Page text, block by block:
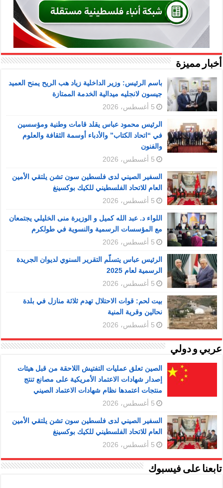
أخبار مميزة
باسم الرئيس: وزير الداخلية زياد هب الريح يمنح العميد
جيسون لانجليه ميدالية الخدمة الممتازة
5 أغسطس، 2026
الرئيس محمود عباس يقلد قامات وطنية ومؤسسين
في “اتحاد الكتاب” والأدباء أوسمة الثقافة والعلوم
والفنون
5 أغسطس، 2026
السفير الصيني لدى فلسطين سون تشن يلتقي الأمين
العام للاتحاد الفلسطيني للكيك بوكسينغ
5 أغسطس، 2026
اللواء د. عبد الله كميل و الوزيرة منى الخليلي يجتمعان
مع المؤسسات الرسمية والنسوية في طولكرم
5 أغسطس، 2026
الرئيس عباس يتسلّم التقرير السنوي لديوان الجريدة
الرسمية لعام 2025
5 أغسطس، 2026
بيت لحم: قوات الاحتلال تهدم ثلاثة منازل في بلدة
نحالين وقرية المنية
5 أغسطس، 2026
عربي و دولي
الصين تعلق عمليات التفتيش اللاحقة من قبل هيئات
إصدار شهادات الاعتماد الأمريكية على مصانع تنتج
منتجات اعتمدها نظام شهادات الاعتماد الصيني
5 أغسطس، 2026
السفير الصيني لدى فلسطين سون تشن يلتقي الأمين
العام للاتحاد الفلسطيني للكيك بوكسينغ
5 أغسطس، 2026
تابعنا على فيسبوك